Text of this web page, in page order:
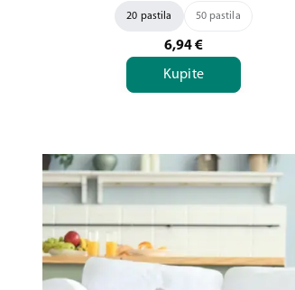
20 pastila 50 pastila
6,94€
Kupite